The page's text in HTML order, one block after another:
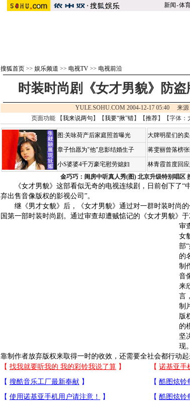
新闻-体
搜狐首页 >> 娱乐频道 >> 电视TV >> 电视前沿
时装时尚剧《女才男貌》防
YULE.SOHU.COM 2004-12-17 05:40 来源
页面功能 【我来说两句 】【我要“揪”错】【推荐】【字体：
图:关咏荷产后家庭照首曝光
章子怡愿为"他"息影结婚生子
小S婆婆4千万豪宅慰劳媳妇
大牌明星们的
蒋雯丽曾落榜
林青霞首度回
金巧巧：闺房中听真人秀(图) 北京升级特别唱区
《女才男貌》这部看似无奇的电视连续剧，日前创下了“
弃出售音像版权的影视公司”。
继《男才女貌》后，《女才男貌》通过对一群时装时尚的
国第一部时装时尚剧。通过审查却遭贼惦记的《女才男貌》
审
女
部
的
制
音
来
言
制
版
的
坚
现
靠制作者放弃版权来取得一时的收效，还需要全社会都行动起